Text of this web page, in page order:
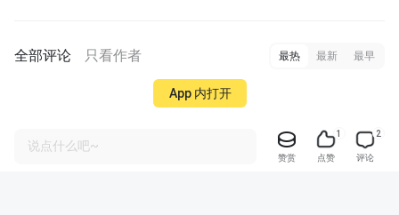
全部评论 只看作者 最热 最新 最早
App 内打开
说点什么吧~
赞赏
1
点赞
2
评论